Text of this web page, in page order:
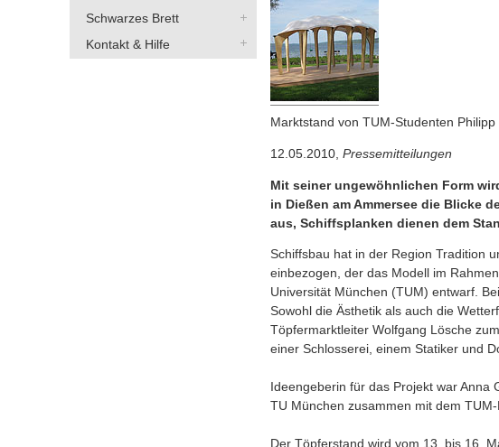
Schwarzes Brett
Kontakt & Hilfe
Marktstand von TUM-Studenten
12.05.2010, Pressemitteilungen
Mit seiner ungewöhnlichen Form
in Dießen am Ammersee die Blicke
aus, Schiffsplanken dienen dem
Schiffsbau hat in der Region Tradition
einbezogen, der das Modell im
Universität München (TUM) entwarf.
Sowohl die Ästhetik als auch die
Töpfermarktleiter Wolfgang Lösche
einer Schlosserei, einem Statiker und
Ideengeberin für das Projekt war Anna
TU München zusammen mit dem
Der Töpferstand wird vom 13. bis 16.